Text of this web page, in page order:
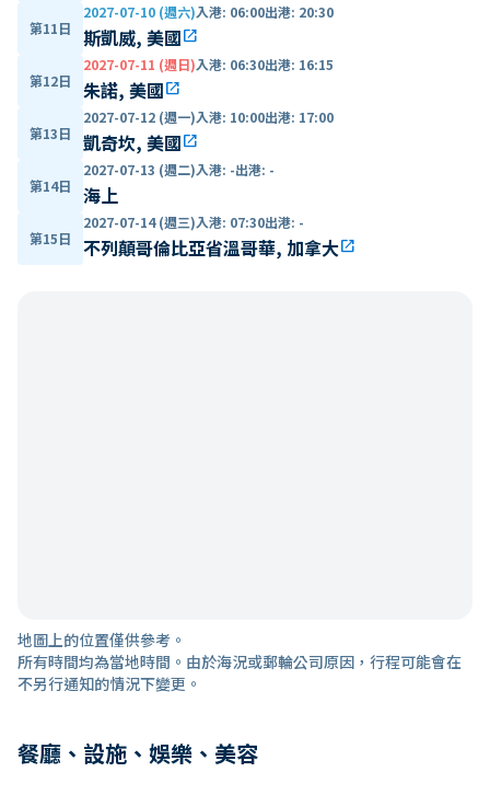
第11日
2027-07-10 (週六)入港: 06:00出港: 20:30
斯凱威, 美國open_in_new
第12日
2027-07-11 (週日)入港: 06:30出港: 16:15
朱諾, 美國open_in_new
第13日
2027-07-12 (週一)入港: 10:00出港: 17:00
凱奇坎, 美國open_in_new
第14日
2027-07-13 (週二)入港: -出港: -
海上
第15日
2027-07-14 (週三)入港: 07:30出港: -
不列顛哥倫比亞省溫哥華, 加拿大open_in_new
地圖上的位置僅供參考。
所有時間均為當地時間。由於海況或郵輪公司原因，行程可能會在
不另行通知的情況下變更。
餐廳、設施、娛樂、美容